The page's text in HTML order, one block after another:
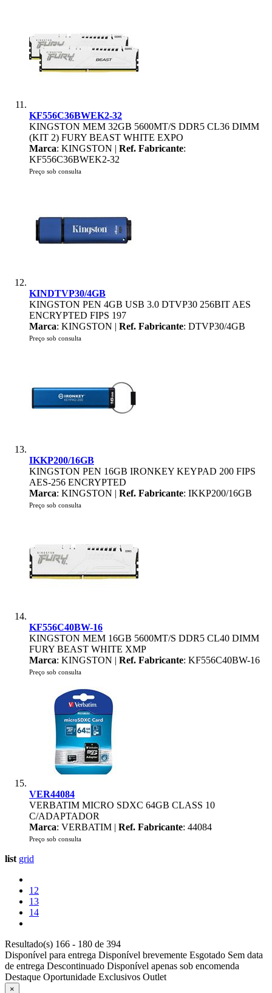
KF556C36BWEK2-32
KINGSTON MEM 32GB 5600MT/S DDR5 CL36 DIMM
(KIT 2) FURY BEAST WHITE EXPO
Marca: KINGSTON | Ref. Fabricante:
KF556C36BWEK2-32
Preço sob consulta
KINDTVP30/4GB
KINGSTON PEN 4GB USB 3.0 DTVP30 256BIT AES
ENCRYPTED FIPS 197
Marca: KINGSTON | Ref. Fabricante: DTVP30/4GB
Preço sob consulta
IKKP200/16GB
KINGSTON PEN 16GB IRONKEY KEYPAD 200 FIPS
AES-256 ENCRYPTED
Marca: KINGSTON | Ref. Fabricante: IKKP200/16GB
Preço sob consulta
KF556C40BW-16
KINGSTON MEM 16GB 5600MT/S DDR5 CL40 DIMM
FURY BEAST WHITE XMP
Marca: KINGSTON | Ref. Fabricante: KF556C40BW-16
Preço sob consulta
VER44084
VERBATIM MICRO SDXC 64GB CLASS 10
C/ADAPTADOR
Marca: VERBATIM | Ref. Fabricante: 44084
Preço sob consulta
list grid
12
13
14
Resultado(s) 166 - 180 de 394
Disponível para entrega Disponível brevemente Esgotado Sem data
de entrega Descontinuado Disponível apenas sob encomenda
Destaque Oportunidade Exclusivos Outlet
×